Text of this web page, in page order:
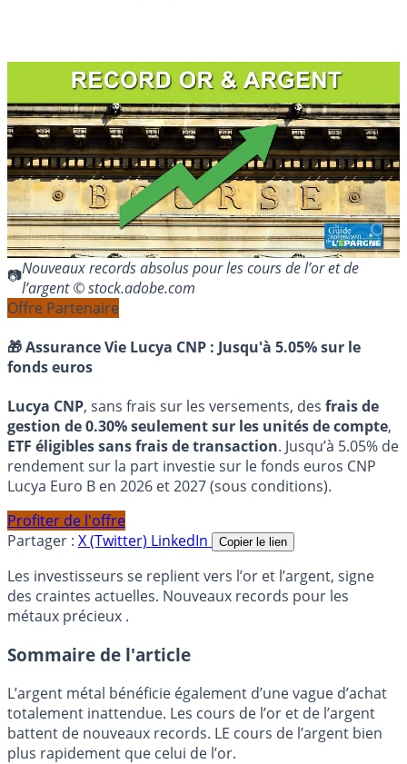
Nouveaux records absolus pour les cours de l’or et de
l’argent © stock.adobe.com
Offre Partenaire
🎁 Assurance Vie Lucya CNP : Jusqu'à 5.05% sur le
fonds euros
Lucya CNP, sans frais sur les versements, des frais de
gestion de 0.30% seulement sur les unités de compte,
ETF éligibles sans frais de transaction. Jusqu’à 5.05% de
rendement sur la part investie sur le fonds euros CNP
Lucya Euro B en 2026 et 2027 (sous conditions).
Profiter de l'offre
Partager : X (Twitter) LinkedIn Copier le lien
Les investisseurs se replient vers l’or et l’argent, signe
des craintes actuelles. Nouveaux records pour les
métaux précieux .
Sommaire de l'article
L’argent métal bénéficie également d’une vague d’achat
totalement inattendue. Les cours de l’or et de l’argent
battent de nouveaux records. LE cours de l’argent bien
plus rapidement que celui de l’or.